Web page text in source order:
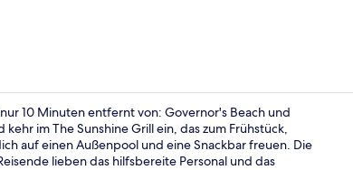
10 Minuten entfernt von: Governor's Beach und
im The Sunshine Grill ein, das zum Frühstück,
auf einen Außenpool und eine Snackbar freuen. Die
lieben das hilfsbereite Personal und das